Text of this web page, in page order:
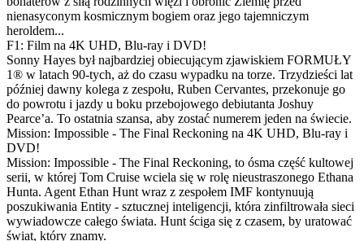
nienasyconym kosmicznym bogiem oraz jego tajemniczym
heroldem...
F1: Film na 4K UHD, Blu-ray i DVD!
Sonny Hayes był najbardziej obiecującym zjawiskiem FORMUŁY
1® w latach 90-tych, aż do czasu wypadku na torze. Trzydzieści lat
później dawny kolega z zespołu, Ruben Cervantes, przekonuje go
do powrotu i jazdy u boku przebojowego debiutanta Joshuy
Pearce’a. To ostatnia szansa, aby zostać numerem jeden na świecie.
Mission: Impossible - The Final Reckoning na 4K UHD, Blu-ray i
DVD!
Mission: Impossible - The Final Reckoning, to ósma część kultowej
serii, w której Tom Cruise wciela się w rolę nieustraszonego Ethana
Hunta. Agent Ethan Hunt wraz z zespołem IMF kontynuują
poszukiwania Entity - sztucznej inteligencji, która zinfiltrowała sieci
wywiadowcze całego świata. Hunt ściga się z czasem, by uratować
świat, który znamy.